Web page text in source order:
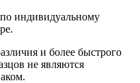
индивидуальному
и более быстрого
не являются